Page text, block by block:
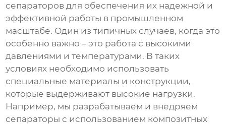
сепараторов для обеспечения их надежной и
эффективной работы в промышленном
масштабе. Один из типичных случаев, когда это
особенно важно – это работа с высокими
давлениями и температурами. В таких
условиях необходимо использовать
специальные материалы и конструкции,
которые выдерживают высокие нагрузки.
Например, мы разрабатываем и внедряем
сепараторы с использованием композитных